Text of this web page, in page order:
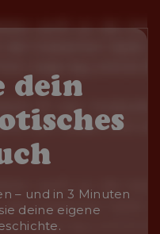
dein
– und in 3 Minuten
deine eigene